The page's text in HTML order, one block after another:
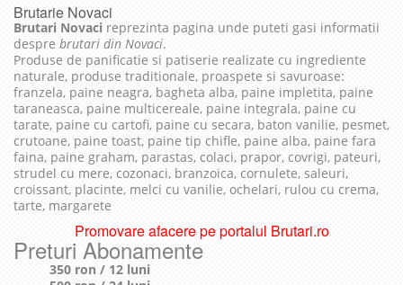
Brutarie Novaci
Brutari Novaci reprezinta pagina unde puteti gasi informatii
despre brutari din Novaci.
Produse de panificatie si patiserie realizate cu ingrediente
naturale, produse traditionale, proaspete si savuroase:
franzela, paine neagra, bagheta alba, paine impletita, paine
taraneasca, paine multicereale, paine integrala, paine cu
tarate, paine cu cartofi, paine cu secara, baton vanilie, pesmet,
crutoane, paine toast, paine tip chifle, paine alba, paine fara
faina, paine graham, parastas, colaci, prapor, covrigi, pateuri,
strudel cu mere, cozonaci, branzoica, cornulete, saleuri,
croissant, placinte, melci cu vanilie, ochelari, rulou cu crema,
tarte, margarete
Promovare afacere pe portalul Brutari.ro
Preturi Abonamente
350 ron / 12 luni